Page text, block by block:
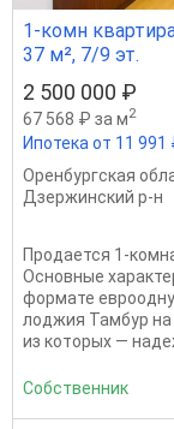
1-комн
37 м², 7/9 эт.
2 500 000 ₽
67 568 ₽ за м2
Ипотека от 11
Оренбургская
Дзержинский р-н
Продается 1-
Основные
формате
лоджия Тамбур на
из которых —
Собственник